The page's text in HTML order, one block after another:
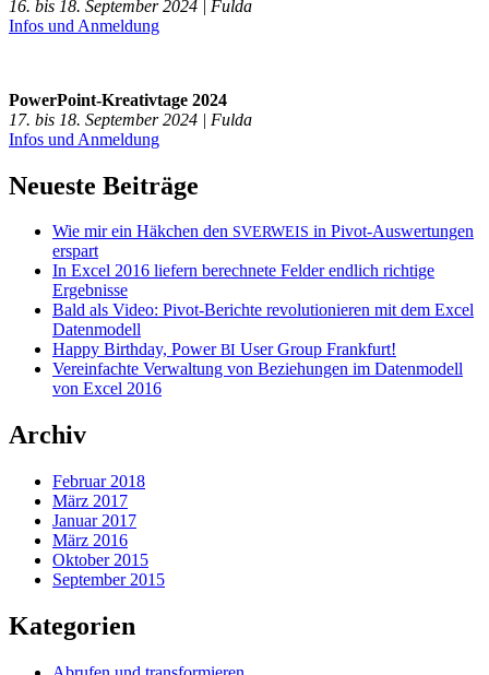
16. bis 18. September 2024 | Fulda
Infos und Anmeldung
PowerPoint-Kreativtage 2024
17. bis 18. September 2024 | Fulda
Infos und Anmeldung
Neueste Beiträge
Wie mir ein Häkchen den SVERWEIS in Pivot-Auswertungen
erspart
In Excel 2016 liefern berechnete Felder endlich richtige
Ergebnisse
Bald als Video: Pivot-Berichte revolutionieren mit dem Excel
Datenmodell
Happy Birthday, PowerBI User Group Frankfurt!
Vereinfachte Verwaltung von Beziehungen im Datenmodell
von Excel 2016
Archiv
Februar 2018
März 2017
Januar 2017
März 2016
Oktober 2015
September 2015
Kategorien